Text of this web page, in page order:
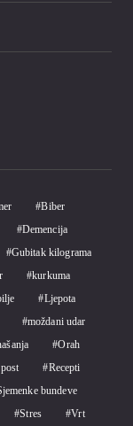
Biber
Demencija
Gubitak kilograma
kurkuma
Ljepota
moždani udar
Orah
Recepti
bundeve
Stres
Vrt